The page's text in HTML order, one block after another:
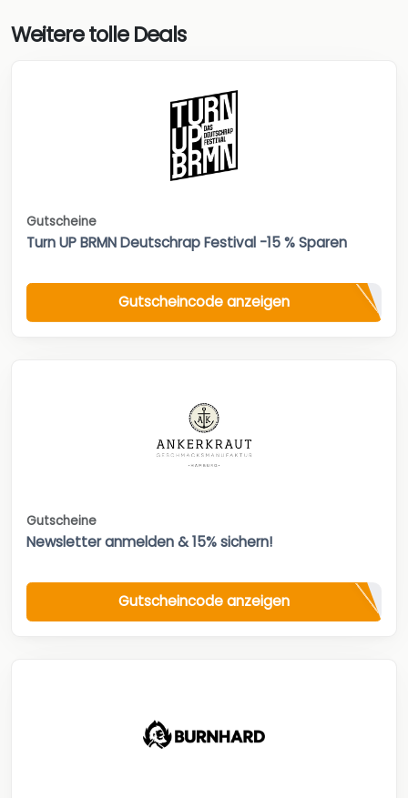
Weitere tolle Deals
Gutscheine
Turn UP BRMN Deutschrap Festival -15 % Sparen
Gutscheincode anzeigen
Gutscheine
Newsletter anmelden & 15% sichern!
Gutscheincode anzeigen